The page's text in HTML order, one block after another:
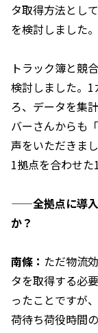
タ取得方法とし
を検討しました。
トラック簿と競
検討しました。
ろ、データを集
バーさんからも
声をいただきま
1拠点を合わせた
——全拠点に導入
か？
南條： ただ物流
タを取得する必
ったことですが
荷待ち荷役時間